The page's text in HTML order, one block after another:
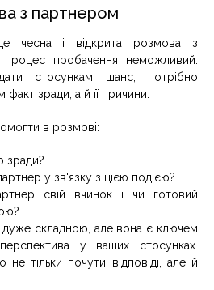
з партнером
чесна і відкрита розмова з
пробачення неможливий.
стосункам шанс, потрібно
зради, а й її причини.
в розмові:
зради?
у зв'язку з цією подією?
свій вчинок і чи готовий
складною, але вона є ключем
у ваших стосунках.
тільки почути відповіді, але й